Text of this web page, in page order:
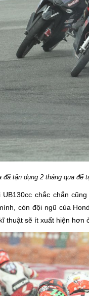
đã tận dụng 2 tháng qua để
chắc chắn
còn đội ngũ của
thuật sẽ ít xuất hiện hơn